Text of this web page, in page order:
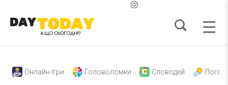
Онлайн Ігри Головоломки Словодей